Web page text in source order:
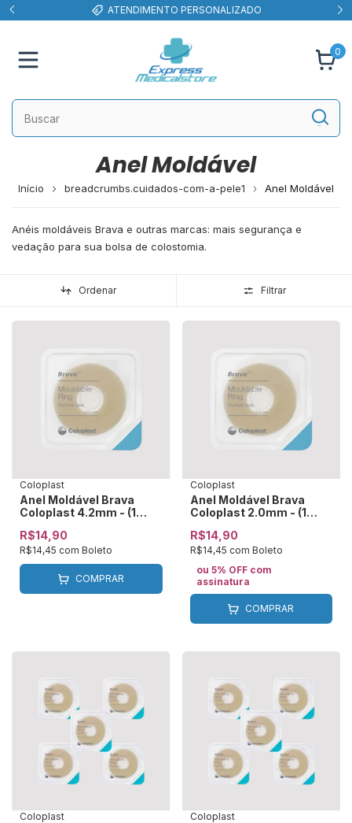
ATENDIMENTO PERSONALIZADO
0
Anel Moldável
Início breadcrumbs.cuidados-com-a-pele1 Anel Moldável
Anéis moldáveis Brava e outras marcas: mais segurança e
vedação para sua bolsa de colostomia.
Ordenar Filtrar
Coloplast
Anel Moldável Brava
Coloplast 4.2mm - (1
R$14,90
R$14,45 com Boleto
COMPRAR
Coloplast
Anel Moldável Brava
Coloplast 2.0mm - (1
R$14,90
R$14,45 com Boleto
ou 5% OFF com
assinatura
COMPRAR
Coloplast Coloplast